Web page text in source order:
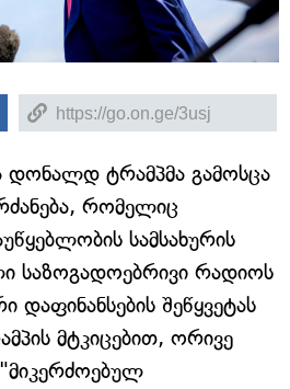
დონალდ ტრამპმა გამოსცა
რომელიც
სამსახურის
საზოგადოებრივი რადიოს
შეწყვეტას
მტკიცებით, ორივე